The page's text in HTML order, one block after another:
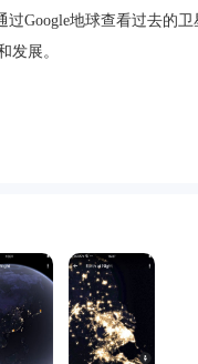
过Google地球查看过去的
发展。